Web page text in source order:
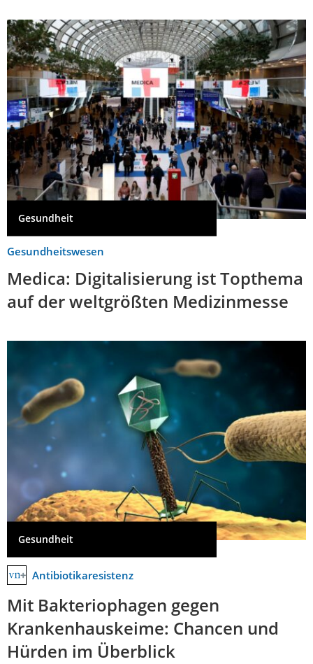
Gesundheit
Gesundheitswesen
Medica: Digitalisierung ist Topthema
auf der weltgrößten Medizinmesse
Gesundheit
Antibiotikaresistenz
Mit Bakteriophagen gegen
Krankenhauskeime: Chancen und
Hürden im Überblick